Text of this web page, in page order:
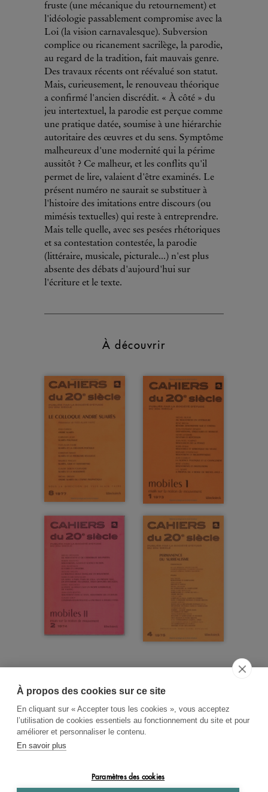
À propos des cookies sur ce site
En cliquant sur « Accepter tous les cookies », vous acceptez
l’utilisation de cookies essentiels au fonctionnement du site et pour
améliorer et personnaliser le contenu.
En savoir plus
Paramètres des cookies
fruste (une mécanique du retournement) et
l'idéologie passablement compromise avec la
Loi (la vision carnavalesque). Subversion
complice ou ricanement sacrilège, la parodie,
au regard de la tradition, fait mauvais genre.
Des travaux récents ont réévalué son statut.
Mais, curieusement, le renouveau théorique
a confirmé l'ancien discrédit. « À côté » du
jeu intertextuel, la parodie est perçue comme
une pratique datée, soumise à une hiérarchie
autoritaire des œuvres et du sens. Symptôme
malheureux d'une modernité qui la périme
aussitôt ? Ce malheur, et les conflits qu'il
permet de lire, valaient d'être examinés. Le
présent numéro ne saurait se substituer à
l'histoire des imitations entre discours (ou
mimésis textuelles) qui reste à entreprendre.
Mais telle quelle, avec ses pesées rhétoriques
et sa contestation contestée, la parodie
(littéraire, musicale, picturale...) n'est plus
absente des débats d'aujourd'hui sur
l'écriture et le texte.
À découvrir
RECHERCHE THÉMATIQUE